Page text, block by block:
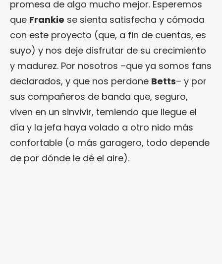
promesa de algo mucho mejor. Esperemos
que Frankie se sienta satisfecha y cómoda
con este proyecto (que, a fin de cuentas, es
suyo) y nos deje disfrutar de su crecimiento
y madurez. Por nosotros –que ya somos fans
declarados, y que nos perdone Betts– y por
sus compañeros de banda que, seguro,
viven en un sinvivir, temiendo que llegue el
día y la jefa haya volado a otro nido más
confortable (o más garagero, todo depende
de por dónde le dé el aire).